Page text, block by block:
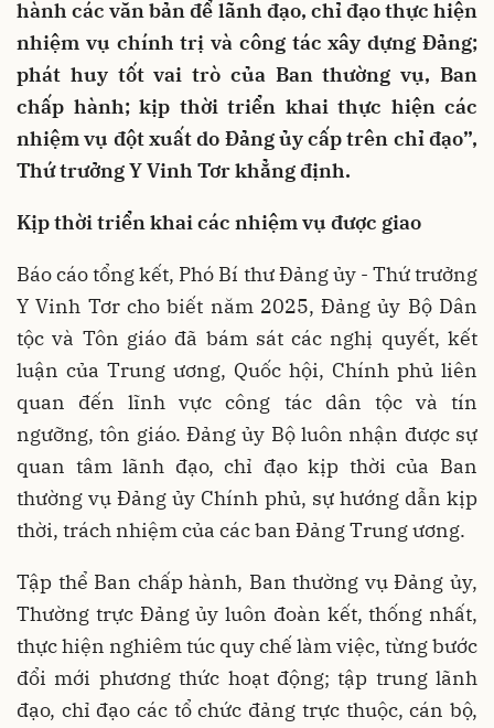
hành các văn bản để lãnh đạo, chỉ đạo thực hiện
nhiệm vụ chính trị và công tác xây dựng Đảng;
phát huy tốt vai trò của Ban thường vụ, Ban
chấp hành; kịp thời triển khai thực hiện các
nhiệm vụ đột xuất do Đảng ủy cấp trên chỉ đạo”,
Thứ trưởng Y Vinh Tơr khẳng định.
Kịp thời triển khai các nhiệm vụ được giao
Báo cáo tổng kết, Phó Bí thư Đảng ủy - Thứ trưởng
Y Vinh Tơr cho biết năm 2025, Đảng ủy Bộ Dân
tộc và Tôn giáo đã bám sát các nghị quyết, kết
luận của Trung ương, Quốc hội, Chính phủ liên
quan đến lĩnh vực công tác dân tộc và tín
ngưỡng, tôn giáo. Đảng ủy Bộ luôn nhận được sự
quan tâm lãnh đạo, chỉ đạo kịp thời của Ban
thường vụ Đảng ủy Chính phủ, sự hướng dẫn kịp
thời, trách nhiệm của các ban Đảng Trung ương.
Tập thể Ban chấp hành, Ban thường vụ Đảng ủy,
Thường trực Đảng ủy luôn đoàn kết, thống nhất,
thực hiện nghiêm túc quy chế làm việc, từng bước
đổi mới phương thức hoạt động; tập trung lãnh
đạo, chỉ đạo các tổ chức đảng trực thuộc, cán bộ,